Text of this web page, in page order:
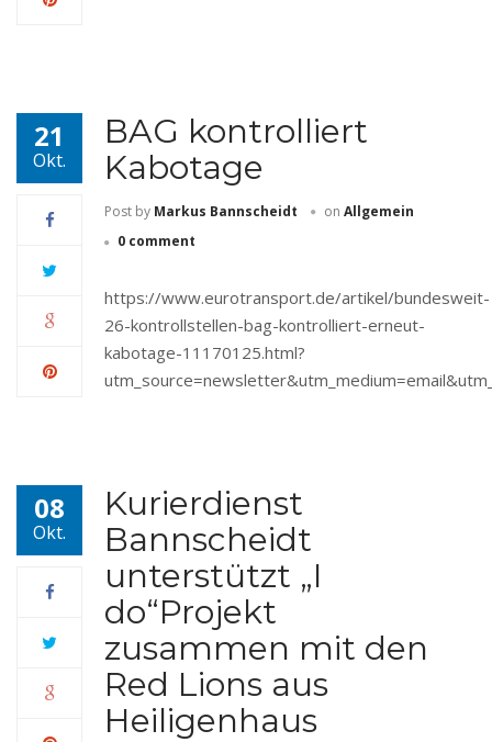
21
Okt.
BAG kontrolliert
Kabotage
Post by Markus Bannscheidt on Allgemein
0 comment
https://www.eurotransport.de/artikel/bundesweit-
26-kontrollstellen-bag-kontrolliert-erneut-
kabotage-11170125.html?
08
Okt.
Kurierdienst
Bannscheidt
unterstützt „I
do“Projekt
zusammen mit den
Red Lions aus
Heiligenhaus